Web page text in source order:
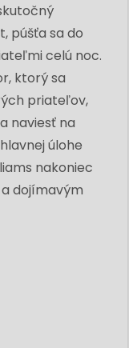
púšťa sa do
celú noc.
ktorý sa
priateľov,
naviesť na
úlohe
nakoniec
dojímavým